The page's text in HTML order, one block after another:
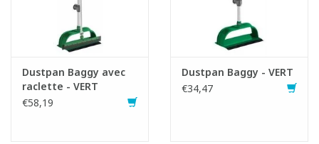
Dustpan Baggy avec
raclette - VERT
€58,19
Dustpan Baggy - VERT
€34,47